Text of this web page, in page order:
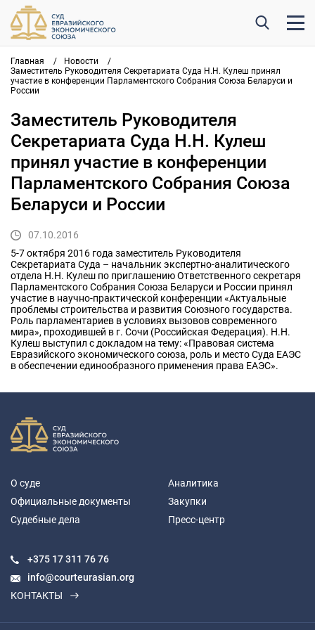
Главная / Новости
/
Заместитель Руководителя Секретариата Суда Н.Н. Кулеш принял
участие в конференции Парламентского Собрания Союза Беларуси и
России
Заместитель Руководителя
Секретариата Суда Н.Н. Кулеш
принял участие в конференции
Парламентского Собрания Союза
Беларуси и России
07.10.2016
5-7 октября 2016 года заместитель Руководителя
Секретариата Суда – начальник экспертно-аналитического
отдела Н.Н. Кулеш по приглашению Ответственного секретаря
Парламентского Собрания Союза Беларуси и России принял
участие в научно-практической конференции «Актуальные
проблемы строительства и развития Союзного государства.
Роль парламентариев в условиях вызовов современного
мира», проходившей в г. Сочи (Российская Федерация). Н.Н.
Кулеш выступил с докладом на тему: «Правовая система
Евразийского экономического союза, роль и место Суда ЕАЭС
в обеспечении единообразного применения права ЕАЭС».
О суде
Официальные документы
Судебные дела
Аналитика
Закупки
Пресс-центр
+375 17311 76 76
info@courteurasian.org
КОНТАКТЫ